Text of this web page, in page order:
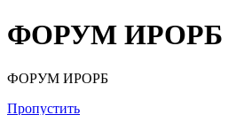
ФОРУМ ИРОРБ
ФОРУМ ИРОРБ
Пропустить